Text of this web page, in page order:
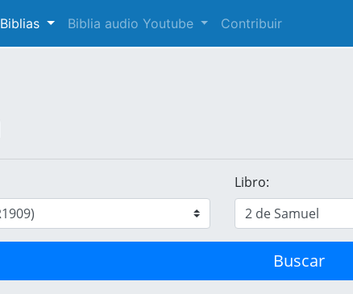
Biblias Biblia audio Youtube Contribuir
Libro:
Buscar